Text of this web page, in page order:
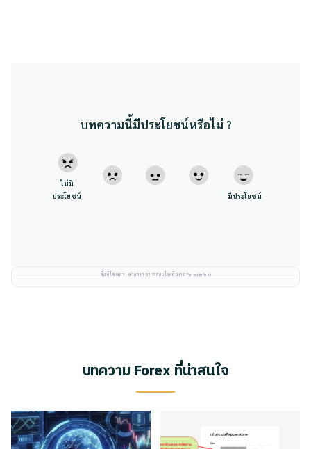
บทความนี้มีประโยชน์หรือไม่ ?
ไม่มี
ประโยชน์
มีประโยชน์
พื้นที่โฆษณา · ผ่านการตรวจสอบโดยทีมงาน Forexinthai
บทความ Forex ที่น่าสนใจ